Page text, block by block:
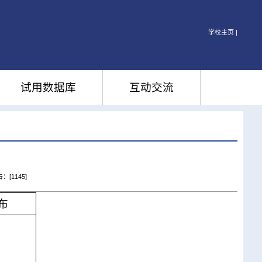
学校主页 |
试用数据库 互动交流
：[1145]